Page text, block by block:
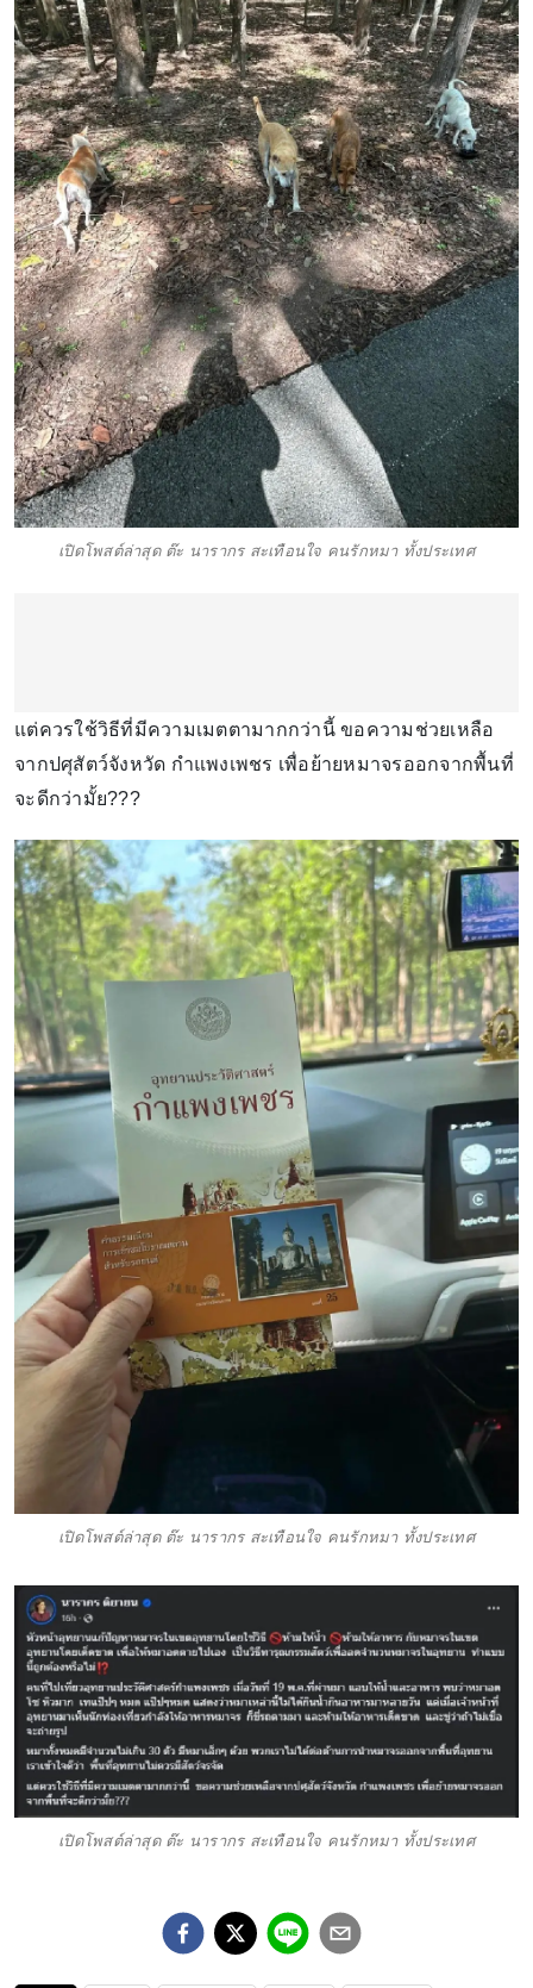
เปิดโพสต์ล่าสุด ต๊ะ นารากร สะเทือนใจ คนรักหมา ทั้งประเทศ
แต่ควรใช้วิธีที่มีความเมตตามากกว่านี้ ขอความช่วยเหลือ
จากปศุสัตว์จังหวัด กำแพงเพชร เพื่อย้ายหมาจรออกจากพื้นที่
จะดีกว่ามั้ย???
เปิดโพสต์ล่าสุด ต๊ะ นารากร สะเทือนใจ คนรักหมา ทั้งประเทศ
เปิดโพสต์ล่าสุด ต๊ะ นารากร สะเทือนใจ คนรักหมา ทั้งประเทศ